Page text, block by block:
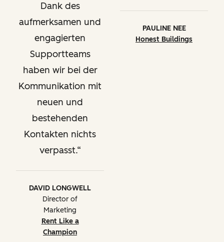
Dank des
aufmerksamen und
engagierten
Supportteams
haben wir bei der
Kommunikation mit
neuen und
bestehenden
Kontakten nichts
verpasst.
DAVID LONGWELL
Director of
Marketing
Rent Like a
Champion
PAULINE NEE
Honest Buildings